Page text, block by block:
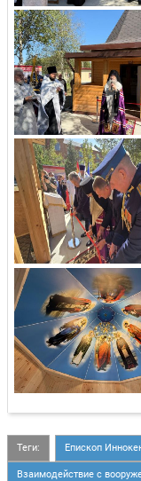
Теги: Епископ
Взаимодействие с